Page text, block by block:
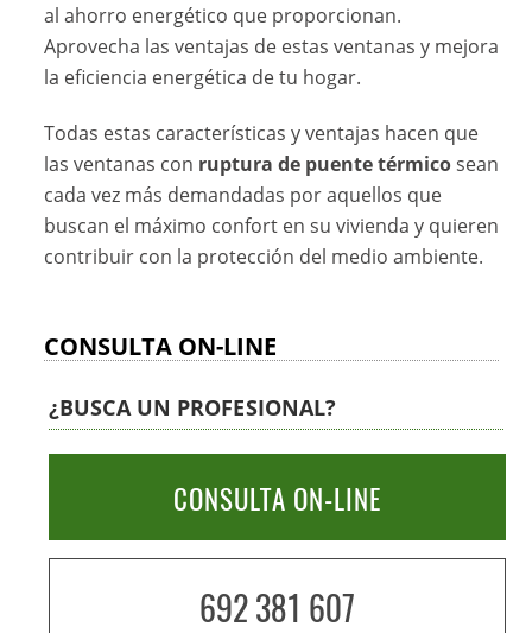
al ahorro energético que proporcionan.
Aprovecha las ventajas de estas ventanas y mejora
la eficiencia energética de tu hogar.
Todas estas características y ventajas hacen que
las ventanas con ruptura de puente térmicosean
cada vez más demandadas por aquellos que
buscan el máximo confort en su vivienda y quieren
contribuir con la protección del medio ambiente.
CONSULTA ON-LINE
¿BUSCA UN PROFESIONAL?
CONSULTA ON-LINE
692 381 607